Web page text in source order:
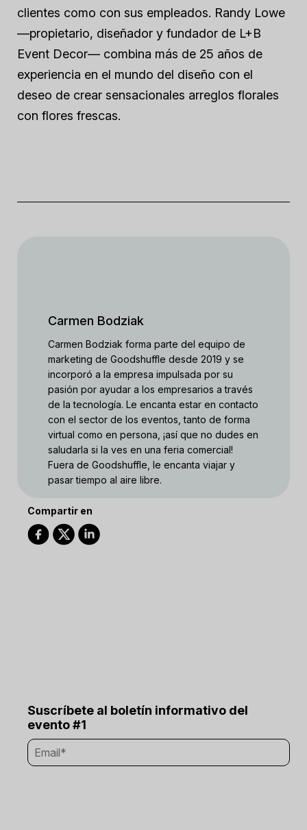
clientes como con sus empleados. Randy Lowe
—propietario, diseñador y fundador de L+B
Event Decor— combina más de 25 años de
experiencia en el mundo del diseño con el
deseo de crear sensacionales arreglos florales
con flores frescas.
Carmen Bodziak
Carmen Bodziak forma parte del equipo de
marketing de Goodshuffle desde 2019 y se
incorporó a la empresa impulsada por su
pasión por ayudar a los empresarios a través
de la tecnología. Le encanta estar en contacto
con el sector de los eventos, tanto de forma
virtual como en persona, ¡así que no dudes en
saludarla si la ves en una feria comercial!
Fuera de Goodshuffle, le encanta viajar y
pasar tiempo al aire libre.
Compartir en
Suscríbete al boletín informativo del
evento #1